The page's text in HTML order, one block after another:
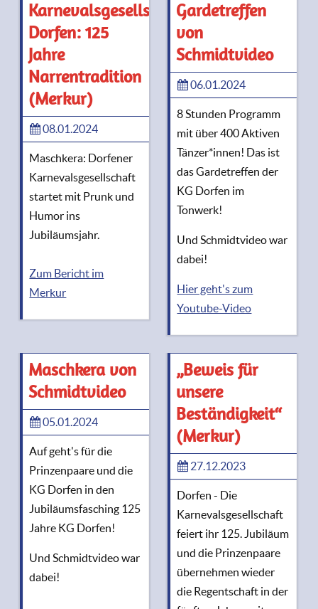
Karnevalsgesellschaft
Dorfen: 125
Jahre
Narrentradition
(Merkur)
08.01.2024
Maschkera: Dorfener
Karnevalsgesellschaft
startet mit Prunk und
Humor ins
Jubiläumsjahr.
Zum Bericht im
Merkur
Gardetreffen
von
Schmidtvideo
06.01.2024
8 Stunden Programm
mit über 400 Aktiven
Tänzer*innen! Das ist
das Gardetreffen der
KG Dorfen im
Tonwerk!
Und Schmidtvideo war
dabei!
Hier geht's zum
Youtube-Video
Maschkera von
Schmidtvideo
05.01.2024
Auf geht's für die
Prinzenpaare und die
KG Dorfen in den
Jubiläumsfasching 125
Jahre KG Dorfen!
Und Schmidtvideo war
dabei!
„Beweis für
unsere
Beständigkeit“
(Merkur)
27.12.2023
Dorfen - Die
Karnevalsgesellschaft
feiert ihr 125. Jubiläum
und die Prinzenpaare
übernehmen wieder
die Regentschaft in der